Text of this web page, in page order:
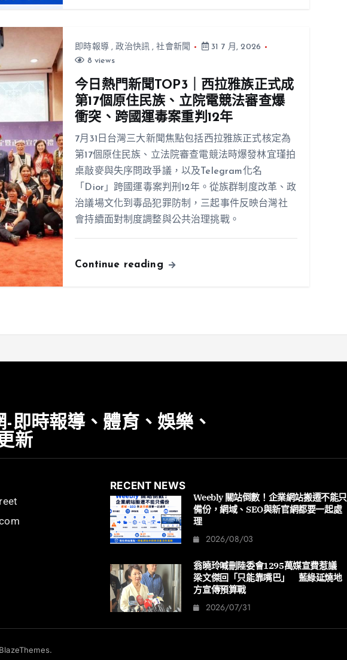
即時報導,政治快訊,社會新聞
31 7 月, 2026
8 views
今日熱門新聞TOP3｜西拉雅族正式成
第17個原住民族、立院電競法審查爆
衝突、跨國運毒案重判12年
7月31日台灣三大新聞焦點包括西拉雅族正式核定為
第17個原住民族、立法院審查電競法時爆發林宜瑾拍
桌敲麥與失序問政爭議，以及Telegram化名
「Dior」跨國運毒案判刑12年。從族群制度改革、政
治議場文化到毒品犯罪防制，三起事件反映台灣社
會持續面對制度調整與公共治理挑戰。
Continue reading
即時報導、體育、娛樂、
新
RECENT NEWS
Weebly 關站倒數！企業網站搬遷不能只
備份，網域、SEO與新官網都要一起處
理
2026/08/03
翁曉玲喊刪陸委會1295萬媒宣費惹議
梁文傑回「只能靠嘴巴」 藍綠延燒地
方宣傳預算戰
2026/07/31